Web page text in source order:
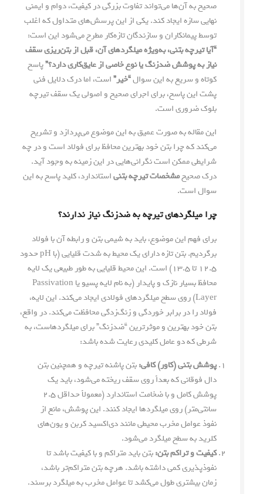
صحیح به آن‌ها می‌تواند تفاوت بزرگی در کیفیت، دوام و ایمنی
نهایی سازه ایجاد کند. یکی از این پرسش‌های متداول که اغلب
توسط پیمانکاران و سازندگان تازه‌کار مطرح می‌شود این است:
“آیا تیرچه بتنی، به‌ویژه میلگردهای آن، قبل از بتن‌ریزی سقف
نیاز به پوشش ضدزنگ یا نوع خاصی از عایق‌کاری دارد؟”پاسخ
کوتاه و سریع به این سوال“خیر”است، اما درک دلایل فنی
پشت این پاسخ، برای اجرای صحیح و اصولی یک سقف تیرچه
بلوک ضروری است.
این مقاله به صورت عمیق به این موضوع می‌پردازد و تشریح
می‌کند که چرا بتن خود بهترین محافظ برای فولاد است و در چه
شرایطی ممکن است نگرانی‌هایی در این زمینه به وجود آید.
درک صحیحمشخصات تیرچه بتنیاستاندارد، کلید پاسخ به این
سوال است.
چرا میلگردهای تیرچه به ضدزنگ نیاز ندارند؟
برای فهم این موضوع، باید به شیمی بتن و رابطه آن با فولاد
برگردیم. بتن تازه دارای یک محیط به شدت قلیایی (با pH حدود
۱۲.۵ تا ۱۳.۵) است. این محیط قلیایی به طور طبیعی یک لایه
محافظ بسیار نازک و پایدار (به نام لایه پسیو یا Passivation
Layer) روی سطح میلگردهای فولادی ایجاد می‌کند. این لایه،
فولاد را در برابر خوردگی و زنگ‌زدگی محافظت می‌کند. در واقع،
بتن خود بهترین و موثرترین “ضدزنگ” برای میلگردهاست، به
شرطی که دو عامل کلیدی رعایت شده باشد:
پوشش بتنی (کاور) کافی:بتن پاشنه تیرچه و همچنین بتن
دال فوقانی که بعداً روی سقف ریخته می‌شود، باید یک
پوشش کامل و با ضخامت استاندارد (معمولاً حداقل ۲.۵
سانتی‌متر) روی میلگردها ایجاد کنند. این پوشش، مانع از
نفوذ عوامل مخرب محیطی مانند دی‌اکسید کربن و یون‌های
کلرید به سطح میلگرد می‌شود.
کیفیت و تراکم بتن:بتن باید متراکم و با کیفیت باشد تا
نفوذپذیری کمی داشته باشد. هرچه بتن متراکم‌تر باشد،
زمان بیشتری طول می‌کشد تا عوامل مخرب به میلگرد برسند.